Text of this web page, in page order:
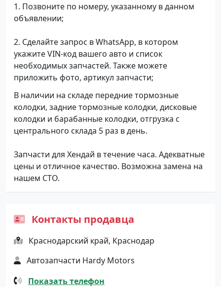
1. Позвоните по номеру, указанному в данном
объявлении;
2. Сделайте запрос в WhatsApp, в котором
укажите VIN-код вашего авто и список
необходимых запчастей. Также можете
приложить фото, артикул запчасти;
В наличии на складе передние тормозные
колодки, задние тормозные колодки, дисковые
колодки и барабанные колодки, отгрузка с
центрального склада 5 раз в день.
Запчасти для Хендай в течение часа. Адекватные
цены и отличное качество. Возможна замена на
нашем СТО.
Контакты продавца
Краснодарский край, Краснодар
Автозапчасти Hardy Motors
Показать телефон